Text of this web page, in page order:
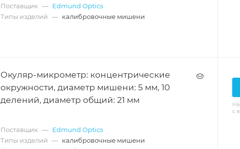
Поставщик — Edmund Optics
Типы изделий — калибровочные мишени
Окуляр-микрометр: концентрические
окружности, диаметр мишени: 5 мм, 10
делений, диаметр общий: 21 мм
Поставщик — Edmund Optics
Типы изделий — калибровочные мишени
с